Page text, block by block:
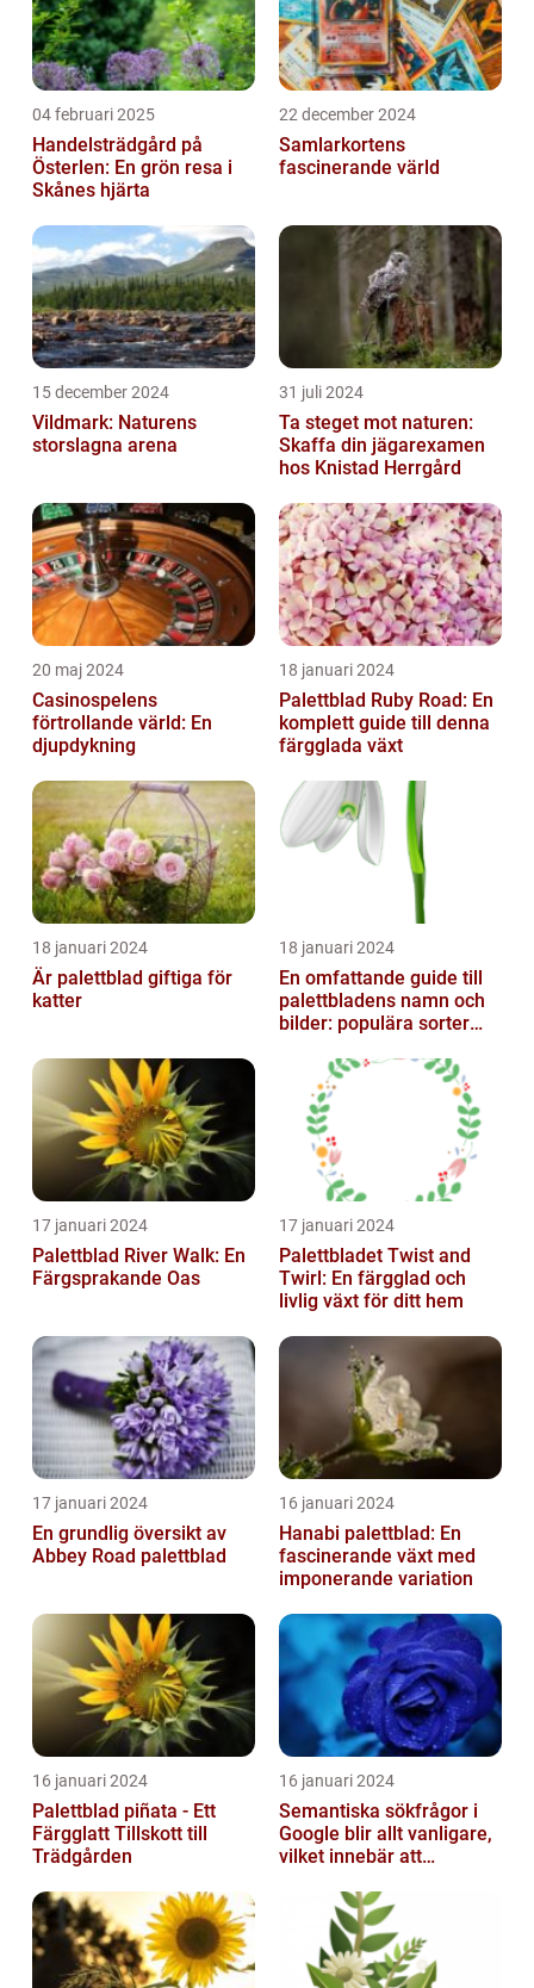
04 februari 2025
Handelsträdgård på
Österlen: En grön resa i
Skånes hjärta
22 december 2024
Samlarkortens
fascinerande värld
15 december 2024
Vildmark: Naturens
storslagna arena
31 juli 2024
Ta steget mot naturen:
Skaffa din jägarexamen
hos Knistad Herrgård
20 maj 2024
Casinospelens
förtrollande värld: En
djupdykning
18 januari 2024
Palettblad Ruby Road: En
komplett guide till denna
färgglada växt
18 januari 2024
Är palettblad giftiga för
katter
18 januari 2024
En omfattande guide till
palettbladens namn och
bilder: populära sorter
17 januari 2024
Palettblad River Walk: En
Färgsprakande Oas
17 januari 2024
Palettbladet Twist and
Twirl: En färgglad och
livlig växt för ditt hem
17 januari 2024
En grundlig översikt av
Abbey Road palettblad
16 januari 2024
Hanabi palettblad: En
fascinerande växt med
imponerande variation
16 januari 2024
Palettblad piñata - Ett
Färgglatt Tillskott till
Trädgården
16 januari 2024
Semantiska sökfrågor i
Google blir allt vanligare,
vilket innebär att
att fö...